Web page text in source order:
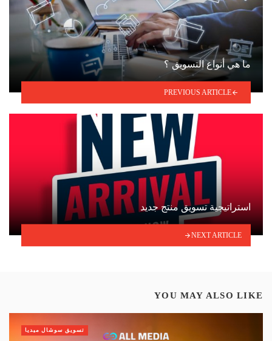
ما هي أنواع التسويق ؟
PREVIOUS ARTICLE
استراتيجية تسويق منتج جديد
NEXT ARTICLE
YOU MAY ALSO LIKE
تسويق سوشال ميديا